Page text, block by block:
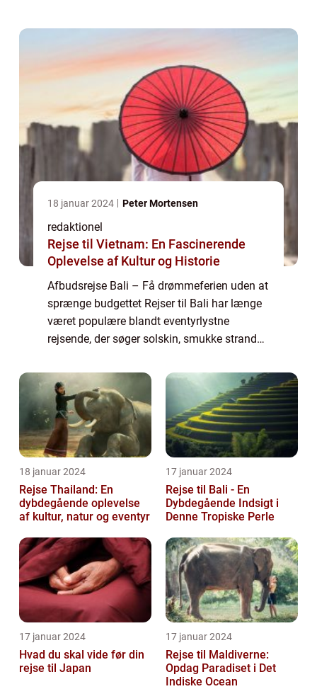
18 januar 2024 Peter Mortensen
redaktionel
Rejse til Vietnam: En Fascinerende
Oplevelse af Kultur og Historie
Afbudsrejse Bali – Få drømmeferien uden at
sprænge budgettet Rejser til Bali har længe
været populære blandt eventyrlystne
rejsende, der søger solskin, smukke strande
at rejse til denne paradisø i De...
18 januar 2024
Rejse Thailand: En
dybdegående oplevelse
af kultur, natur og eventyr
17 januar 2024
Rejse til Bali - En
Dybdegående Indsigt i
Denne Tropiske Perle
17 januar 2024
Hvad du skal vide før din
rejse til Japan
17 januar 2024
Rejse til Maldiverne:
Opdag Paradiset i Det
Indiske Ocean